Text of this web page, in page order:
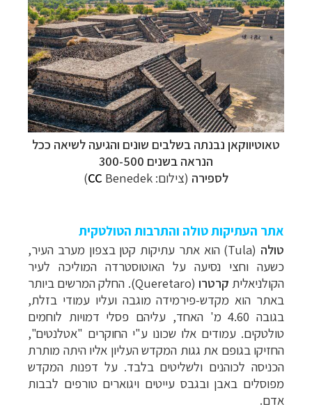
טאוטיווקאן נבנתה בשלבים שונים והגיעה לשיאה ככל
הנראה בשנים 300-500
לספירה (צילום: CC Benedek)
אתר העתיקות טולה והתרבות הטולטקית
טולה (Tula) הוא
אתר עתיקות קטן בצפון מערב העיר,
כשעה וחצי נסיעה על האוטוסטרדה המוליכה לעיר
הקולניאלית קרטרו (
Queretaro). החלק המרשים ביותר
באתר הוא מקדש-פירמידה מוגבה ועליו עמודי בזלת,
בגובה 4.60 מ' האחד, עליהם פסלי דמויות לוחמים
טולטקים. עמודים אלו שכונו ע"י החוקרים "אטלנטים",
החזיקו בגופם את גגות המקדש העליון אליו היתה מותרת
הכניסה לכוהנים ולשליטים בלבד. על דפנות המקדש
מפוסלים באבן ובגבס עייטים ויגוארים טורפים לבבות
אדם.